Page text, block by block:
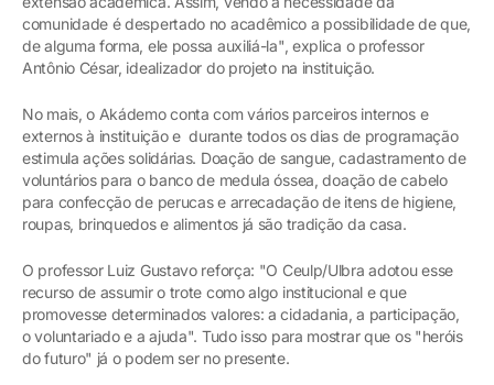
comunidade é despertado no acadêmico a possibilidade de que,
de alguma forma, ele possa auxiliá-la", explica o professor
Antônio César, idealizador do projeto na instituição.
No mais, o Akádemo conta com vários parceiros internos e
externos à instituição e durante todos os dias de programação
estimula ações solidárias. Doação de sangue, cadastramento de
voluntários para o banco de medula óssea, doação de cabelo
para confecção de perucas e arrecadação de itens de higiene,
roupas, brinquedos e alimentos já são tradição da casa.
O professor Luiz Gustavo reforça: "O Ceulp/Ulbra adotou esse
recurso de assumir o trote como algo institucional e que
promovesse determinados valores: a cidadania, a participação,
o voluntariado e a ajuda". Tudo isso para mostrar que os "heróis
do futuro" já o podem ser no presente.